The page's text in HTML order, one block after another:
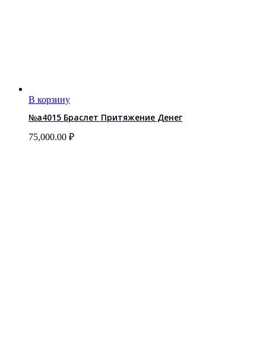
В корзину
№a4015 Браслет Притяжение Денег
75,000.00 ₽